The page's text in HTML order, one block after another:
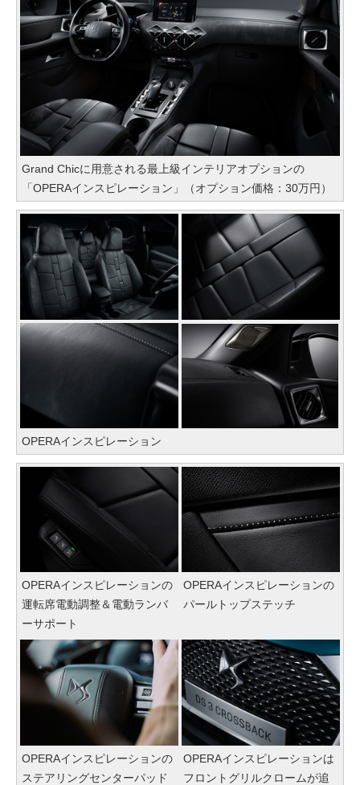
Grand Chicに用意される最上級インテリアオプションの
「OPERAインスピレーション」（オプション価格：30万円）
OPERAインスピレーション
OPERAインスピレーションの
運転席電動調整＆電動ランバ
ーサポート
OPERAインスピレーションの
パールトップステッチ
OPERAインスピレーションの
ステアリングセンターパッド
OPERAインスピレーションは
フロントグリルクロームが追